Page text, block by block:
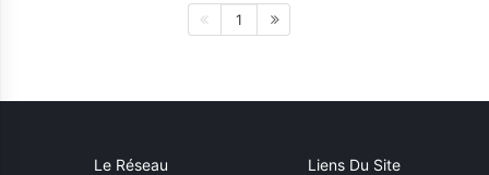
1
Le Réseau Liens Du Site